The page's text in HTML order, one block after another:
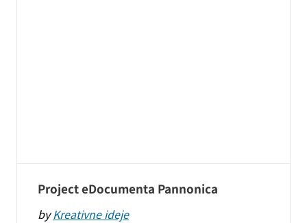
Project eDocumenta Pannonica
byKreativne ideje